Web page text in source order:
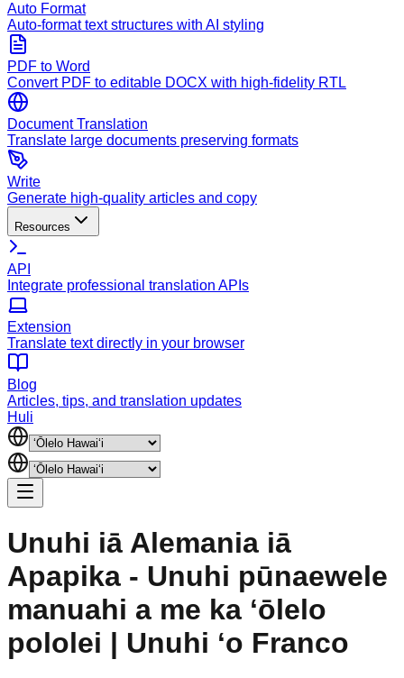
Auto Format
Auto-format text structures with AI styling
PDF to Word
Convert PDF to editable DOCX with high-fidelity RTL
Document Translation
Translate large documents preserving formats
Write
Generate high-quality articles and copy
Resources
API
Integrate professional translation APIs
Extension
Translate text directly in your browser
Blog
Articles, tips, and translation updates
Huli
Unuhi iā Alemania iā
Apapika - Unuhi pūnaewele
manuahi a me ka ʻōlelo
pololei | Unuhi ʻo Franco